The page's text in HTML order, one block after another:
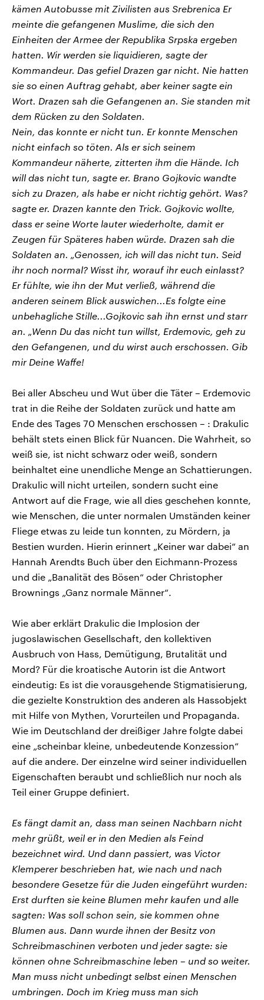
kämen Autobusse mit Zivilisten aus Srebrenica Er
meinte die gefangenen Muslime, die sich den
Einheiten der Armee der Republika Srpska ergeben
hatten. Wir werden sie liquidieren, sagte der
Kommandeur. Das gefiel Drazen gar nicht. Nie hatten
sie so einen Auftrag gehabt, aber keiner sagte ein
Wort. Drazen sah die Gefangenen an. Sie standen mit
dem Rücken zu den Soldaten.
Nein, das konnte er nicht tun. Er konnte Menschen
nicht einfach so töten. Als er sich seinem
Kommandeur näherte, zitterten ihm die Hände. Ich
will das nicht tun, sagte er. Brano Gojkovic wandte
sich zu Drazen, als habe er nicht richtig gehört. Was?
sagte er. Drazen kannte den Trick. Gojkovic wollte,
dass er seine Worte lauter wiederholte, damit er
Zeugen für Späteres haben würde. Drazen sah die
Soldaten an. „Genossen, ich will das nicht tun. Seid
ihr noch normal? Wisst ihr, worauf ihr euch einlasst?
Er fühlte, wie ihn der Mut verließ, während die
anderen seinem Blick auswichen...Es folgte eine
unbehagliche Stille...Gojkovic sah ihn ernst und starr
an. „Wenn Du das nicht tun willst, Erdemovic, geh zu
den Gefangenen, und du wirst auch erschossen. Gib
mir Deine Waffe!
Bei aller Abscheu und Wut über die Täter – Erdemovic
trat in die Reihe der Soldaten zurück und hatte am
Ende des Tages 70 Menschen erschossen – : Drakulic
behält stets einen Blick für Nuancen. Die Wahrheit, so
weiß sie, ist nicht schwarz oder weiß, sondern
beinhaltet eine unendliche Menge an Schattierungen.
Drakulic will nicht urteilen, sondern sucht eine
Antwort auf die Frage, wie all dies geschehen konnte,
wie Menschen, die unter normalen Umständen keiner
Fliege etwas zu leide tun konnten, zu Mördern, ja
Bestien wurden. Hierin erinnert „Keiner war dabei“ an
Hannah Arendts Buch über den Eichmann-Prozess
und die „Banalität des Bösen“ oder Christopher
Brownings „Ganz normale Männer“.
Wie aber erklärt Drakulic die Implosion der
jugoslawischen Gesellschaft, den kollektiven
Ausbruch von Hass, Demütigung, Brutalität und
Mord? Für die kroatische Autorin ist die Antwort
eindeutig: Es ist die vorausgehende Stigmatisierung,
die gezielte Konstruktion des anderen als Hassobjekt
mit Hilfe von Mythen, Vorurteilen und Propaganda.
Wie im Deutschland der dreißiger Jahre folgte dabei
eine „scheinbar kleine, unbedeutende Konzession“
auf die andere. Der einzelne wird seiner individuellen
Eigenschaften beraubt und schließlich nur noch als
Teil einer Gruppe definiert.
Es fängt damit an, dass man seinen Nachbarn nicht
mehr grüßt, weil er in den Medien als Feind
bezeichnet wird. Und dann passiert, was Victor
Klemperer beschrieben hat, wie nach und nach
besondere Gesetze für die Juden eingeführt wurden:
Erst durften sie keine Blumen mehr kaufen und alle
sagten: Was soll schon sein, sie kommen ohne
Blumen aus. Dann wurde ihnen der Besitz von
Schreibmaschinen verboten und jeder sagte: sie
können ohne Schreibmaschine leben – und so weiter.
Man muss nicht unbedingt selbst einen Menschen
umbringen. Doch im Krieg muss man sich